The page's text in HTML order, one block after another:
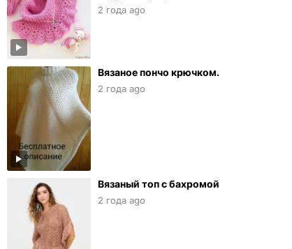
2 года ago
Вязаное пончо крючком.
2 года ago
Вязаный топ с бахромой
2 года ago